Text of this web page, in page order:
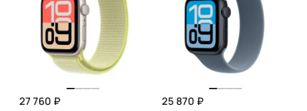
27 760 ₽ 25 870 ₽